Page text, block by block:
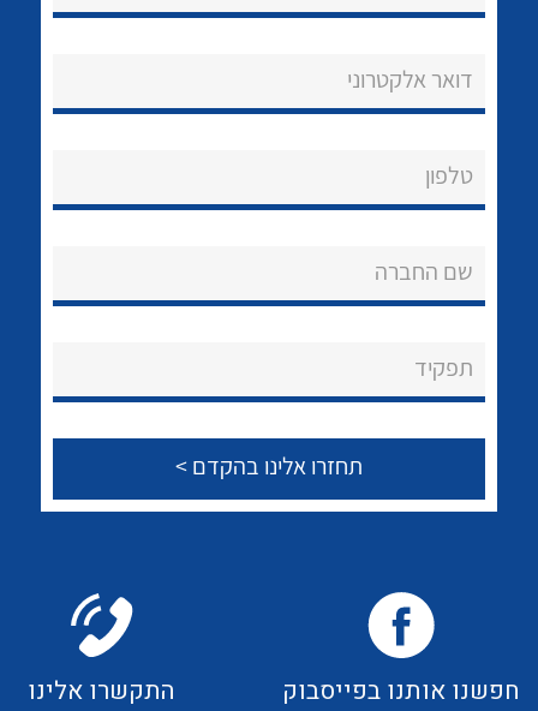
לכל מוצרי היצרן
דואר אלקטרוני
טלפון
שם החברה
תפקיד
חפשנו אותנו בפייסבוק התקשרו אלינו